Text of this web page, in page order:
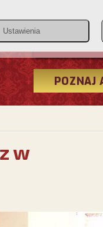
POZNAJ
w
Ustawienia